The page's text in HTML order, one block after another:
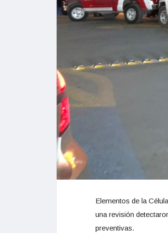
Elementos de la
una revisión
preventivas.